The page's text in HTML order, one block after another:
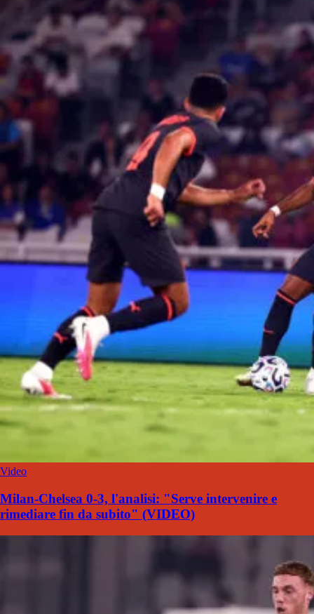
Video
Milan-Chelsea 0-3, l'analisi: "Serve intervenire e
rimediare fin da subito" (VIDEO)